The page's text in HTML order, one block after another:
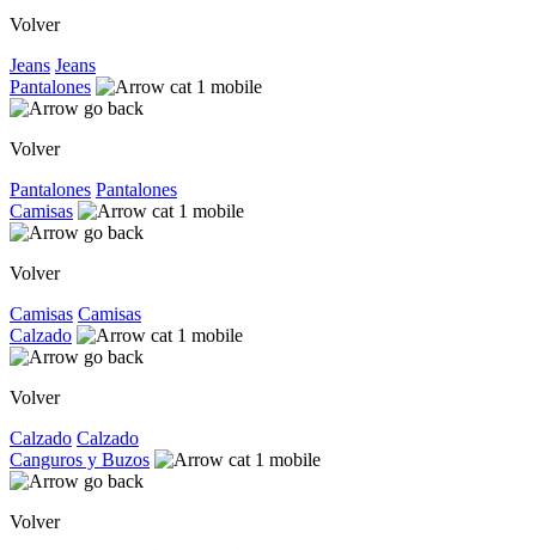
Volver
Jeans Jeans
Pantalones
Volver
Pantalones Pantalones
Camisas
Volver
Camisas Camisas
Calzado
Volver
Calzado Calzado
Canguros y Buzos
Volver